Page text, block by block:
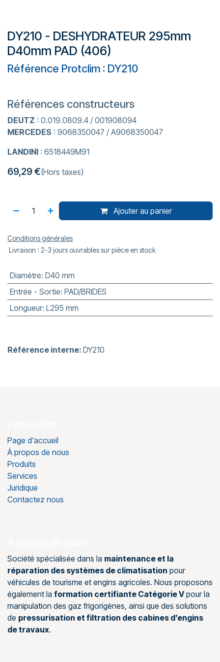
DY210 - DESHYDRATEUR 295mm
D40mm PAD (406)
Référence Protclim : DY210
Références constructeurs
DEUTZ : 0.019.0809.4 / 001908094
MERCEDES : 9068350047 / A9068350047
LANDINI : 6518449M91
69,29€(Hors taxes)
Ajouter au panier
Conditions générales
Livraison : 2-3 jours ouvrables sur pièce en stock
Diamètre: D40 mm
Entrée - Sortie: PAD/BRIDES
Longueur: L295 mm
Référence interne: DY210
Page d'accueil
À propos de nous
Produits
Services
Juridique
Contactez nous
Société spécialisée dans la maintenance et la
réparation des systèmes de climatisation pour
véhicules de tourisme et engins agricoles. Nous proposons
également la formation certifiante Catégorie Vpour la
manipulation des gaz frigorigènes, ainsi que des solutions
de pressurisation et filtration des cabines d’engins
de travaux.